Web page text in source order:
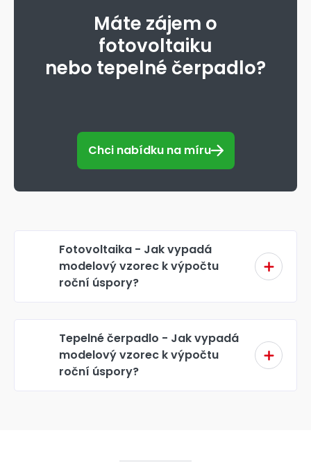
Máte zájem o
fotovoltaiku
nebo tepelné čerpadlo?
Chci nabídku na míru
Fotovoltaika - Jak vypadá
modelový vzorec k výpočtu
roční úspory?
Tepelné čerpadlo - Jak vypadá
modelový vzorec k výpočtu
roční úspory?